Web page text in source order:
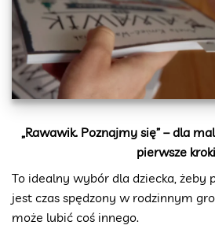
„Rawawik. Poznajmy się” – dla
pierwsze kroki
To idealny wybór dla dziecka, żeby
jest czas spędzony w rodzinnym
może lubić coś innego.